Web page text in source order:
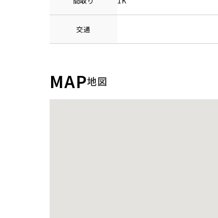
交通
MAP地図